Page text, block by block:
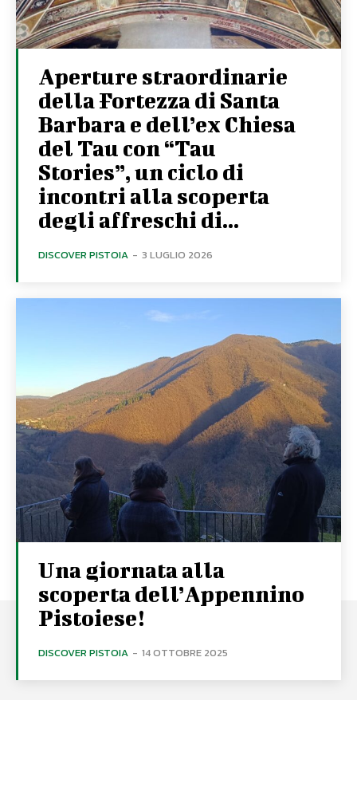
Aperture straordinarie
della Fortezza di Santa
Barbara e dell’ex Chiesa
del Tau con “Tau
Stories”, un ciclo di
incontri alla scoperta
degli affreschi di...
DISCOVER PISTOIA - 3 LUGLIO 2026
Una giornata alla
scoperta dell’Appennino
Pistoiese!
DISCOVER PISTOIA - 14 OTTOBRE 2025